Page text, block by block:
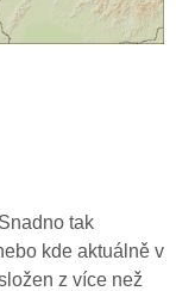
tak
kde aktuálně v
z více než